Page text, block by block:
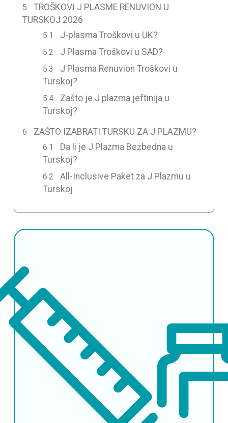
TROŠKOVI J PLASME RENUVION U
TURSKOJ 2026
J-plasma Troškovi u UK?
J Plasma Troškovi u SAD?
J Plasma Renuvion Troškovi u
Turskoj?
Zašto je J plazma jeftinija u
Turskoj?
ZAŠTO IZABRATI TURSKU ZA J PLAZMU?
Da li je J Plazma Bezbedna u
Turskoj?
All-Inclusive Paket za J Plazmu u
Turskoj